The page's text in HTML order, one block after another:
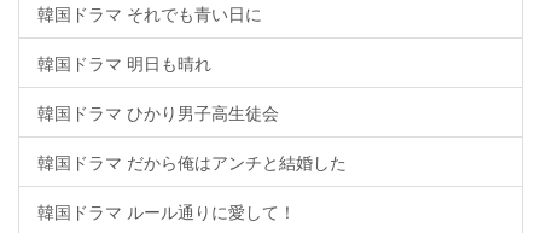
韓国ドラマ それでも青い日に
韓国ドラマ 明日も晴れ
韓国ドラマ ひかり男子高生徒会
韓国ドラマ だから俺はアンチと結婚した
韓国ドラマ ルール通りに愛して！